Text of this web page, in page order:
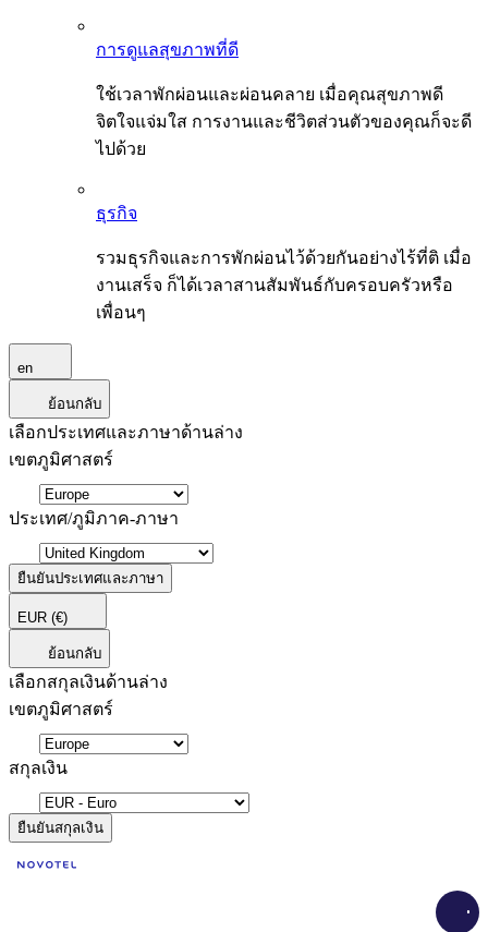
การดูแลสุขภาพที่ดี
ใช้เวลาพักผ่อนและผ่อนคลาย เมื่อคุณสุขภาพดี
จิตใจแจ่มใส การงานและชีวิตส่วนตัวของคุณก็จะดี
ไปด้วย
ธุรกิจ
รวมธุรกิจและการพักผ่อนไว้ด้วยกันอย่างไร้ที่ติ เมื่อ
งานเสร็จ ก็ได้เวลาสานสัมพันธ์กับครอบครัวหรือ
เพื่อนๆ
en
ย้อนกลับ
เลือกประเทศและภาษาด้านล่าง
เขตภูมิศาสตร์
ประเทศ/ภูมิภาค-ภาษา
ยืนยันประเทศและภาษา
EUR (€)
ย้อนกลับ
เลือกสกุลเงินด้านล่าง
เขตภูมิศาสตร์
สกุลเงิน
ยืนยันสกุลเงิน